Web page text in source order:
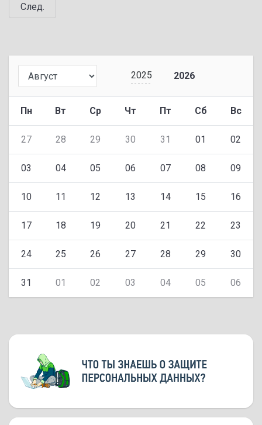
2025 2026
Пн Вт Ср Чт Пт Сб Вс
27 28 29 30 31 01 02
03 04 05 06 07 08 09
10 11 12 13 14 15 16
17 18 19 20 21 22 23
24 25 26 27 28 29 30
31 01 02 03 04 05 06
След.